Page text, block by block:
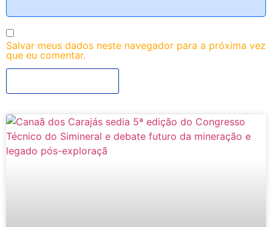
Salvar meus dados neste navegador para a próxima vez
que eu comentar.